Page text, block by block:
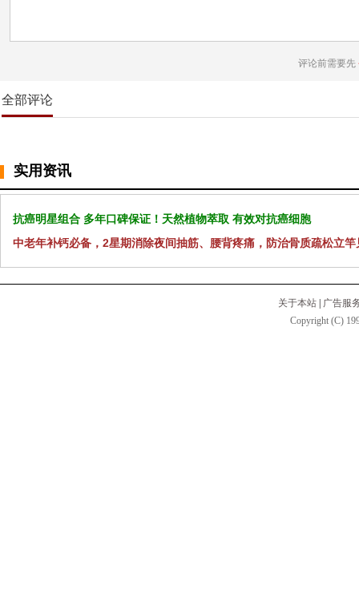
评论前需要先
全部评论
实用资讯
抗癌明星组合 多年口碑保证！天然植物萃取 有效对抗癌细胞
中老年补钙必备，2星期消除夜间抽筋、腰背疼痛，防治骨质疏松立竿
关于本站
广告服
Copyright (C)